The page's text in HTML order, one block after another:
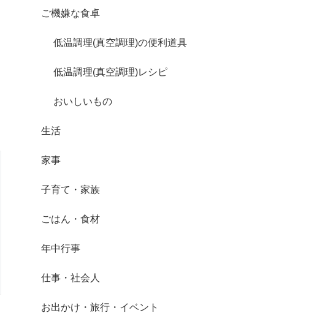
ご機嫌な食卓
低温調理(真空調理)の便利道具
低温調理(真空調理)レシピ
おいしいもの
生活
家事
子育て・家族
ごはん・食材
年中行事
仕事・社会人
お出かけ・旅行・イベント